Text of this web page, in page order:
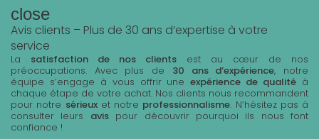
close
Avis clients – Plus de 30 ans d’expertise à votre
service
La satisfaction de nos clients est au cœur de nos
préoccupations. Avec plus de 30 ans d’expérience, notre
équipe s’engage à vous offrir uneexpérience de qualité à
chaque étape de votre achat. Nos clients nous recommandent
pour notre sérieuxet notre professionnalisme. N’hésitez pas à
consulter leurs avispour découvrir pourquoi ils nous font
confiance !